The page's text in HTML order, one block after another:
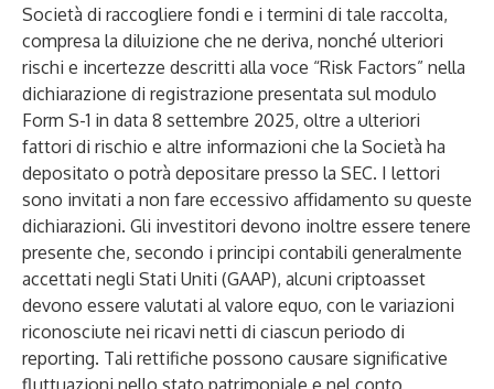
Società di raccogliere fondi e i termini di tale raccolta,
compresa la diluizione che ne deriva, nonché ulteriori
rischi e incertezze descritti alla voce “Risk Factors” nella
dichiarazione di registrazione presentata sul modulo
Form S-1 in data 8 settembre 2025, oltre a ulteriori
fattori di rischio e altre informazioni che la Società ha
depositato o potrà depositare presso la SEC. I lettori
sono invitati a non fare eccessivo affidamento su queste
dichiarazioni. Gli investitori devono inoltre essere tenere
presente che, secondo i principi contabili generalmente
accettati negli Stati Uniti (GAAP), alcuni criptoasset
devono essere valutati al valore equo, con le variazioni
riconosciute nei ricavi netti di ciascun periodo di
reporting. Tali rettifiche possono causare significative
fluttuazioni nello stato patrimoniale e nel conto